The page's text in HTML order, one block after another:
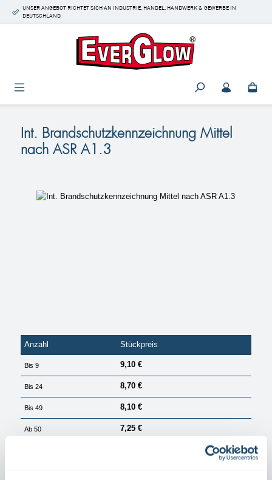
Zum Hauptinhalt springen
UNSER ANGEBOT RICHTET SICH AN INDUSTRIE, HANDEL, HANDWERK & GEWERBE IN
DEUTSCHLAND
Int. Brandschutzkennzeichnung Mittel
nach ASR A1.3
Bildergalerie überspringen
Anzahl Stückpreis
Bis9 9,10 €
Bis24 8,70 €
Bis49 8,10 €
Ab50 7,25 €